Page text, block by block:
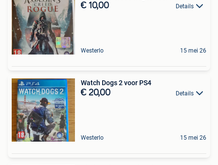
€ 10,00 Details
Westerlo 15 mei 26
Watch Dogs 2 voor PS4
€ 20,00 Details
Westerlo 15 mei 26